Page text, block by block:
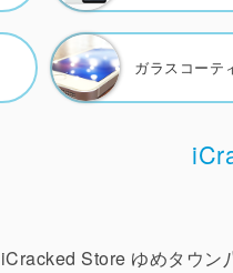
ガラスコーテ
iCracked Store ゆめタウン